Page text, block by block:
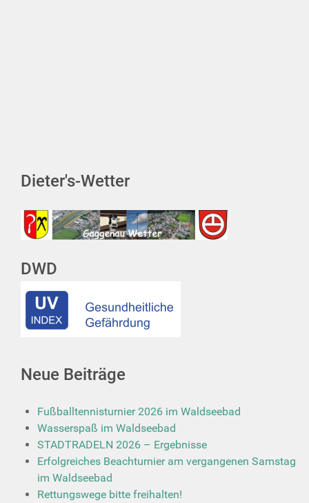
Dieter's-Wetter
DWD
Neue Beiträge
Fußballtennisturnier 2026 im Waldseebad
Wasserspaß im Waldseebad
STADTRADELN 2026 – Ergebnisse
Erfolgreiches Beachturnier am vergangenen Samstag
im Waldseebad
Rettungswege bitte freihalten!